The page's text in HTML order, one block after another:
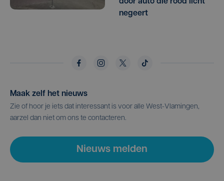
negeert
Maak zelf het nieuws
Zie of hoor je iets dat interessant is voor alle West-Vlamingen,
aarzel dan niet om ons te contacteren.
Nieuws melden